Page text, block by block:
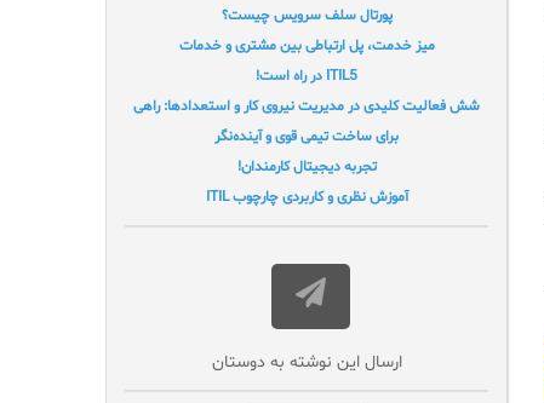
پورتال سلف سرویس چيست؟
میز خدمت، پل ارتباطی بین مشتری و خدمات
ITIL5 در راه است!
شش فعالیت کلیدی در مدیریت نیروی کار و استعدادها: راهی
برای ساخت تیمی قوی و آینده‌نگر
تجربه دیجیتال کارمندان!
آموزش نظری و کاربردی چارچوب ITIL
ارسال این نوشته به دوستان‌